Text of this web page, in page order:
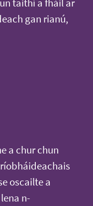
taithí a fháil ar
gan rianú,
a chur chun
oscailte a
n-